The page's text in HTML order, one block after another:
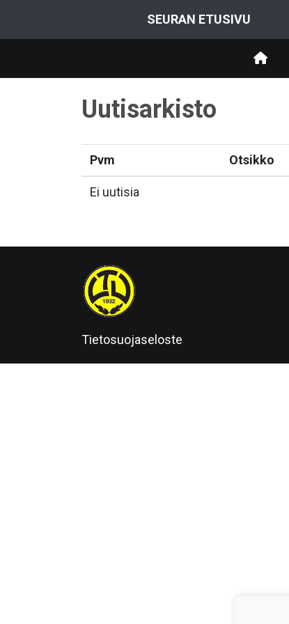
SEURAN ETUSIVU
Uutisarkisto
Pvm Otsikko
Ei uutisia
Tietosuojaseloste